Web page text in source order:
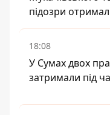
підозри
18:08
У Сумах двох
затримали під